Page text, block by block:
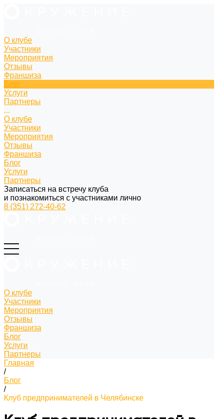
О клубе
Участники
Мероприятия
Отзывы
Франшиза
Блог
Услуги
Партнеры
...
О клубе
Участники
Мероприятия
Отзывы
Франшиза
Блог
Услуги
Партнеры
Записаться на встречу клуба
и познакомиться с участниками лично
8 (351) 272-40-62
О клубе
Участники
Мероприятия
Отзывы
Франшиза
Блог
Услуги
Партнеры
Главная
/
Блог
/
Клуб предпринимателей в Челябинске